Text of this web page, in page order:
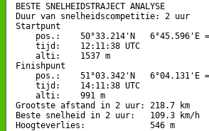
BESTE SNELHEIDSTRAJECT ANALYSE
Duur van snelheidscompetitie: 2 uur
Startpunt
pos.:    50°33.214'N   6°45.596'E
    tijd:    12:11:38 UTC
    alti:    1537 m
Finishpunt
pos.:    51°03.342'N   6°04.131'E
    tijd:    14:11:38 UTC
    alti:    991 m
Grootste afstand in 2 uur: 218.7 km
Beste snelheid in 2 uur:   109.3 km/h
Hoogteverlies:             546 m